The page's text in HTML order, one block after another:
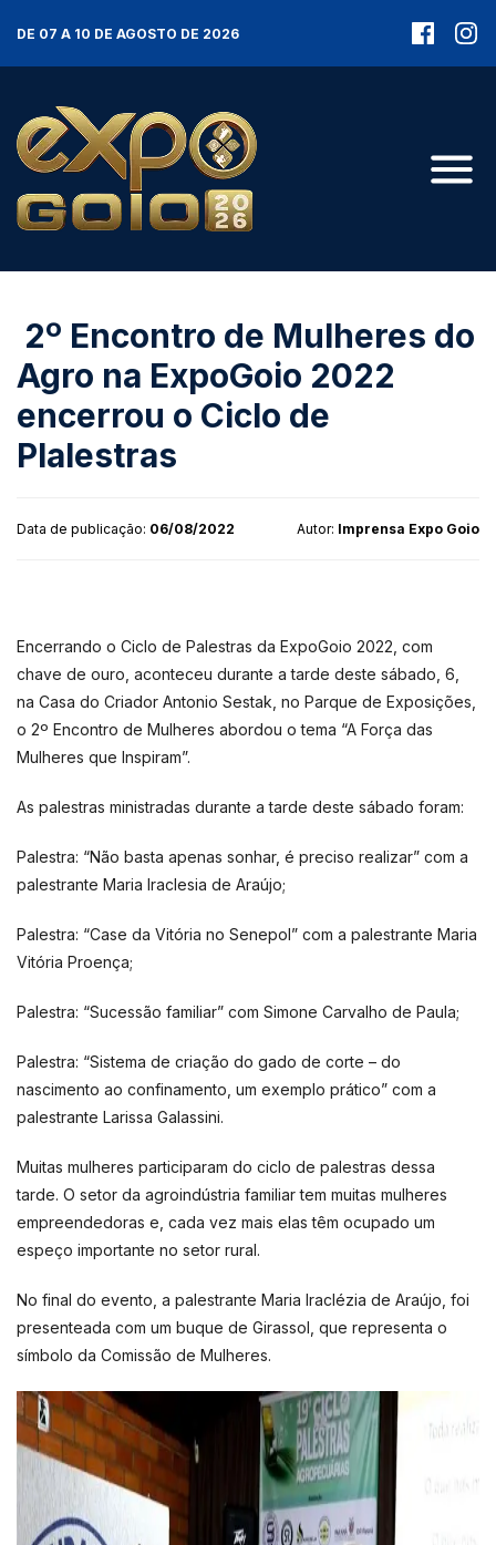
DE 07 A 10 DE AGOSTO DE 2026
2º Encontro de Mulheres do
Agro na ExpoGoio 2022
encerrou o Ciclo de
Plalestras
Data de publicação: 06/08/2022 Autor: Imprensa Expo Goio
Encerrando o Ciclo de Palestras da ExpoGoio 2022, com
chave de ouro, aconteceu durante a tarde deste sábado, 6,
na Casa do Criador Antonio Sestak, no Parque de Exposições,
o 2º Encontro de Mulheres abordou o tema “A Força das
Mulheres que Inspiram”.
As palestras ministradas durante a tarde deste sábado foram:
Palestra: “Não basta apenas sonhar, é preciso realizar” com a
palestrante Maria Iraclesia de Araújo;
Palestra: “Case da Vitória no Senepol” com a palestrante Maria
Vitória Proença;
Palestra: “Sucessão familiar” com Simone Carvalho de Paula;
Palestra: “Sistema de criação do gado de corte – do
nascimento ao confinamento, um exemplo prático” com a
palestrante Larissa Galassini.
Muitas mulheres participaram do ciclo de palestras dessa
tarde. O setor da agroindústria familiar tem muitas mulheres
empreendedoras e, cada vez mais elas têm ocupado um
espeço importante no setor rural.
No final do evento, a palestrante Maria Iraclézia de Araújo, foi
presenteada com um buque de Girassol, que representa o
símbolo da Comissão de Mulheres.